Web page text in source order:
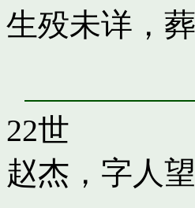
生殁未详，
22世
赵杰，字人望